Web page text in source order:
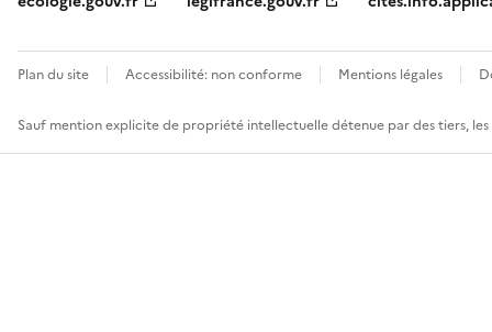
Plan du site Accessibilité: non conforme Mentions légales
Sauf mention explicite de propriété intellectuelle détenue par des tiers,